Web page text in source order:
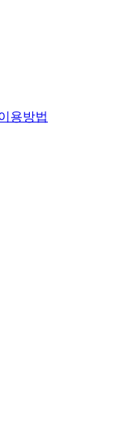
용방법